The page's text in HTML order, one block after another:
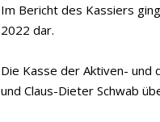
Im Bericht des Kassiers
2022 dar.
Die Kasse der Aktiven- und
und Claus-Dieter Schwab